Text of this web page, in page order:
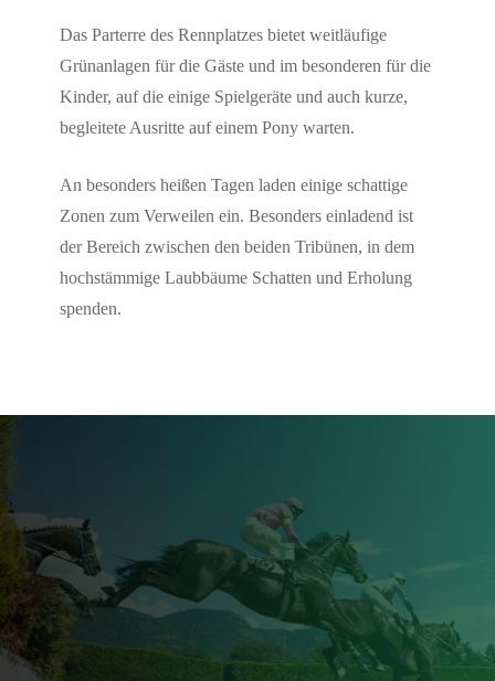
Das Parterre des Rennplatzes bietet weitläufige
Grünanlagen für die Gäste und im besonderen für die
Kinder, auf die einige Spielgeräte und auch kurze,
begleitete Ausritte auf einem Pony warten.
An besonders heißen Tagen laden einige schattige
Zonen zum Verweilen ein. Besonders einladend ist
der Bereich zwischen den beiden Tribünen, in dem
hochstämmige Laubbäume Schatten und Erholung
spenden.